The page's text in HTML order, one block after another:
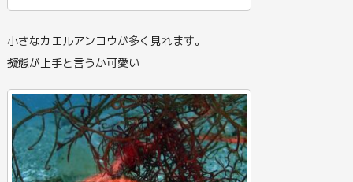
小さなカエルアンコウが多く見れます。
擬態が上手と言うか可愛い